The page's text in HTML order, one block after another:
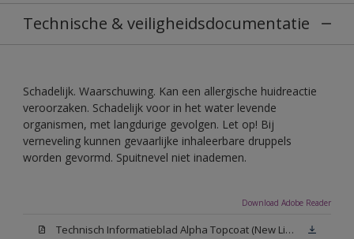
Technische & veiligheidsdocumentatie
Schadelijk. Waarschuwing. Kan een allergische huidreactie
veroorzaken. Schadelijk voor in het water levende
organismen, met langdurige gevolgen. Let op! Bij
verneveling kunnen gevaarlijke inhaleerbare druppels
worden gevormd. Spuitnevel niet inademen.
Download Adobe Reader
Technisch Informatieblad Alpha Topcoat (New Livery) (PDF)